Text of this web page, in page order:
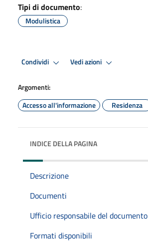
Tipi di documento:
Modulistica
Condividi Vedi azioni
Argomenti:
Accesso all'informazione
Residenza
INDICE DELLA PAGINA
Descrizione
Documenti
Ufficio responsabile del documento
Formati disponibili